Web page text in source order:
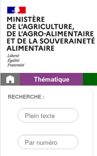
Thématique
RECHERCHE :